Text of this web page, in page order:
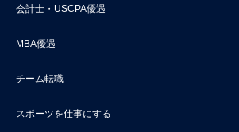
会計士・USCPA優遇
MBA優遇
チーム転職
スポーツを仕事にする